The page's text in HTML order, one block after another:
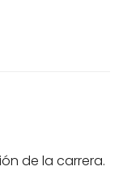
de la carrera.